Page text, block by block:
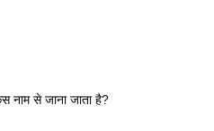
नाम से जाना जाता है?